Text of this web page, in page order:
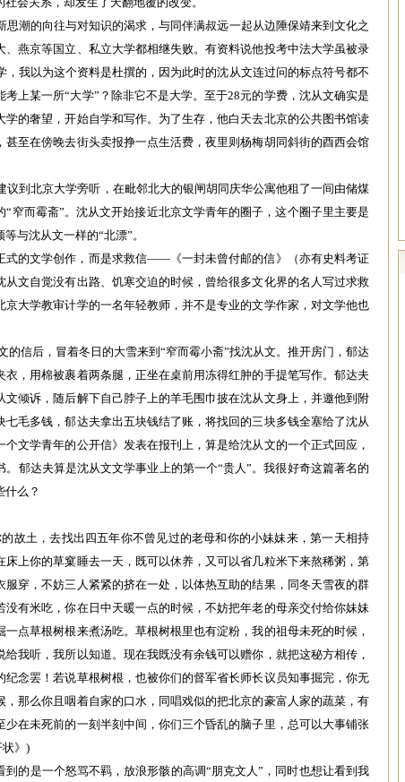
思潮的向往与对知识的渴求，与同伴满叔远一起从边陲保靖来到文化之
燕京等国立、私立大学都相继失败。有资料说他投考中法大学虽被录
我以为这个资料是杜撰的，因为此时的沈从文连过问的标点符号都不
上某一所“大学”？除非它不是大学。至于28元的学费，沈从文确实是
的奢望，开始自学和写作。为了生存，他白天去北京的公共图书馆读
至在傍晚去街头卖报挣一点生活费，夜里则杨梅胡同斜街的酉西会馆
议到北京大学旁听，在毗邻北大的银闸胡同庆华公寓他租了一间由储煤
窄而霉斋”。沈从文开始接近北京文学青年的圈子，这个圈子里主要是
与沈从文一样的“北漂”。
式的文学创作，而是求救信——《一封未曾付邮的信》（亦有史料考证
文自觉没有出路、饥寒交迫的时候，曾给很多文化界的名人写过求救
大学教审计学的一名年轻教师，并不是专业的文学作家，对文学他也
的信后，冒着冬日的大雪来到“窄而霉小斋”找沈从文。推开房门，郁达
，用棉被裹着两条腿，正坐在桌前用冻得红肿的手提笔写作。郁达夫
倾诉，随后解下自己脖子上的羊毛围巾披在沈从文身上，并邀他到附
毛多钱，郁达夫拿出五块钱结了账，将找回的三块多钱全塞给了沈从
文学青年的公开信》发表在报刊上，算是给沈从文的一个正式回应，
郁达夫算是沈从文文学事业上的第一个“贵人”。我很好奇这篇著名的
什么？
故土，去找出四五年你不曾见过的老母和你的小妹妹来，第一天相持
上你的草窠睡去一天，既可以休养，又可以省几粒米下来熬稀粥，第
穿，不妨三人紧紧的挤在一处，以体热互助的结果，同冬天雪夜的群
有米吃，你在日中天暖一点的时候，不妨把年老的母亲交付给你妹妹
点草根树根来煮汤吃。草根树根里也有淀粉，我的祖母未死的时候，
我听，我所以知道。现在我既没有余钱可以赠你，就把这秘方相传，
念罢！若说草根树根，也被你们的督军省长师长议员知事掘完，你无
那么你且咽着自家的口水，同唱戏似的把北京的豪富人家的蔬菜，有
在未死前的一刻半刻中间，你们三个昏乱的脑子里，总可以大事铺张
状》)
的是一个怒骂不羁，放浪形骸的高调“朋克文人”，同时也想让看到我